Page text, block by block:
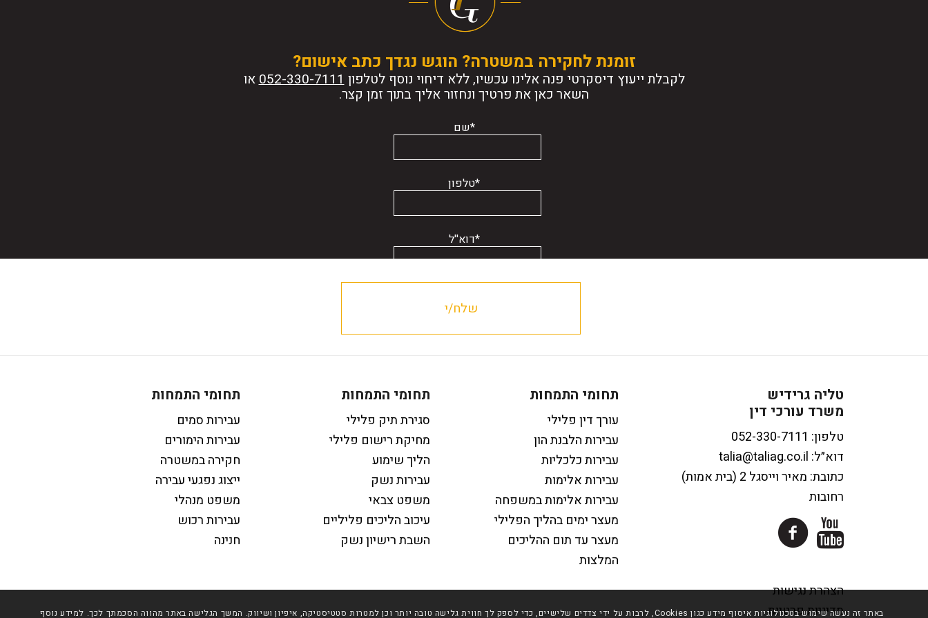
זומנת לחקירה במשטרה? הוגש נגדך כתב אישום?
לקבלת ייעוץ דיסקרטי פנה אלינו עכשיו, ללא דיחוי נוסף לטלפון
⁦052-330-7111⁩ או
השאר כאן את פרטיך ונחזור אליך בתוך זמן קצר.
*שם
*טלפון
*דוא''ל
טליה גרידיש
משרד עורכי דין
טלפון:
דוא״ל: talia@taliag.co.il
כתובת: מאיר וייסגל 2 (בית אמות)
רחובות
הצהרת נגישות
מדיניות פרטיות
תחומי התמחות
עורך דין פלילי
עבירות הלבנת הון
עבירות כלכליות
עבירות אלימות
עבירות אלימות במשפחה
מעצר ימים בהליך הפלילי
מעצר עד תום ההליכים
המלצות
תחומי התמחות
סגירת תיק פלילי
מחיקת רישום פלילי
הליך שימוע
עבירות נשק
משפט צבאי
עיכוב הליכים פליליים
השבת רישיון נשק
תחומי התמחות
עבירות סמים
עבירות הימורים
חקירה במשטרה
ייצוג נפגעי עבירה
משפט מנהלי
עבירות רכוש
חנינה
באתר זה נעשה שימוש בטכנולוגיות איסוף מידע כגון Cookies, לרבות על ידי צדדים שלישיים, כדי לספק לך חווית גלישה טובה יותר וכן למטרות סטטיסטיקה, איפיון ושיווק. המשך הגלישה באתר מהווה הסכמתך לכך. למידע נוסף